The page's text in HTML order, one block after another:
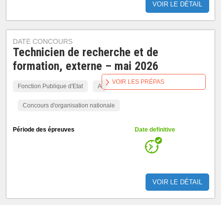
VOIR LE DÉTAIL
DATE CONCOURS
Technicien de recherche et de
formation, externe – mai 2026
Fonction Publique d'Etat A
Concours d'organisation nationale
Période des épreuves Date definitive
VOIR LE DÉTAIL
VOIR LES PRÉPAS